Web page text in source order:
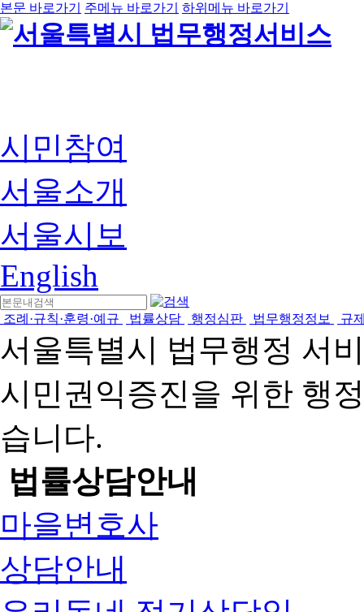
본문 바로가기 주메뉴 바로가기 하위메뉴 바로가기
시민참여
서울소개
서울시보
English
조례·규칙·훈령·예규 법률상담 행정심판 법무행정정보 규
서울특별시 법무행정 서
시민권익증진을 위한 행
습니다.
법률상담안내
마을변호사
상담안내